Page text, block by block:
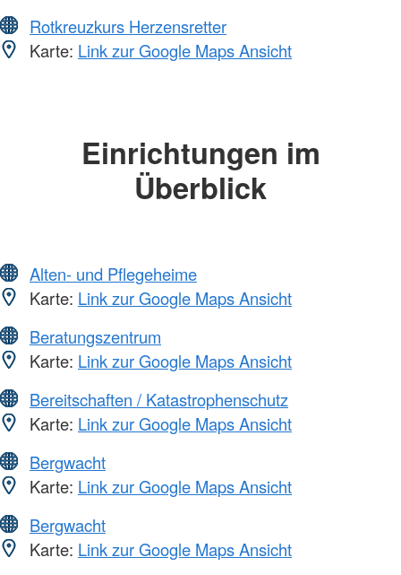
Rotkreuzkurs Herzensretter
Karte: Link zur Google Maps Ansicht
Einrichtungen im
Überblick
Alten- und Pflegeheime
Karte: Link zur Google Maps Ansicht
Beratungszentrum
Karte: Link zur Google Maps Ansicht
Bereitschaften / Katastrophenschutz
Karte: Link zur Google Maps Ansicht
Bergwacht
Karte: Link zur Google Maps Ansicht
Bergwacht
Karte: Link zur Google Maps Ansicht